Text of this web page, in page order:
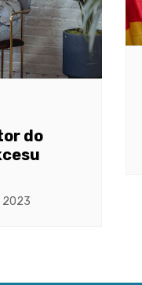
do
2023